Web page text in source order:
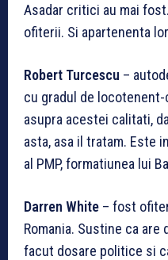
Asadar critici au mai
ofiterii. Si apartenenta
Robert Turcescu –
cu gradul de
asupra acestei calitati,
asta, asa il tratam. Este
al PMP, formatiunea lui
Darren White – fost
Romania. Sustine ca are
facut dosare politice si